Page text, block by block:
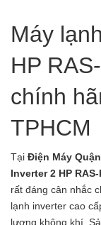
Máy
HP
chính
TPHCM
Tại Điện Máy
Inverter 2 HP
rất đáng cân nhắc
lạnh inverter cao
lượng không khí.